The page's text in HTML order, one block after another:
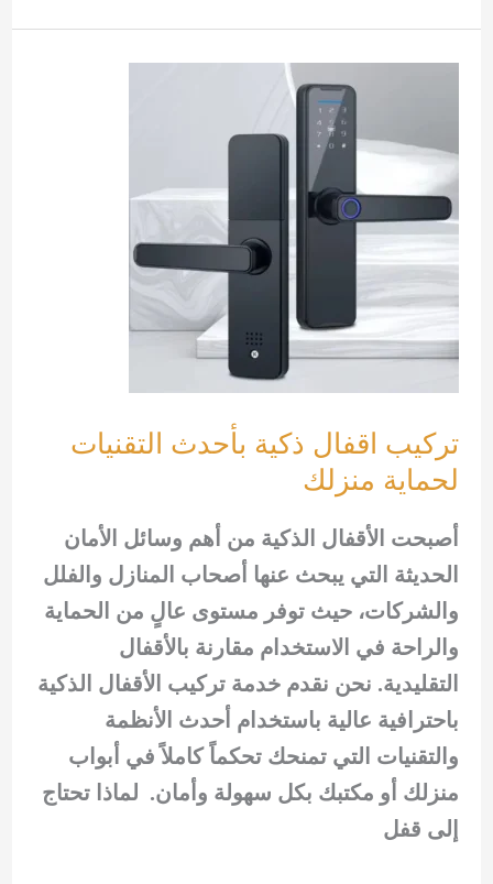
سيارات
الفحيحيل
خدمات
برمجة
وفحص
أنظمة
السيارات
تركيب اقفال ذكية بأحدث التقنيات
لحماية منزلك
أصبحت الأقفال الذكية من أهم وسائل الأمان
الحديثة التي يبحث عنها أصحاب المنازل والفلل
والشركات، حيث توفر مستوى عالٍ من الحماية
والراحة في الاستخدام مقارنة بالأقفال
التقليدية. نحن نقدم خدمة تركيب الأقفال الذكية
باحترافية عالية باستخدام أحدث الأنظمة
والتقنيات التي تمنحك تحكماً كاملاً في أبواب
منزلك أو مكتبك بكل سهولة وأمان. لماذا تحتاج
إلى قفل